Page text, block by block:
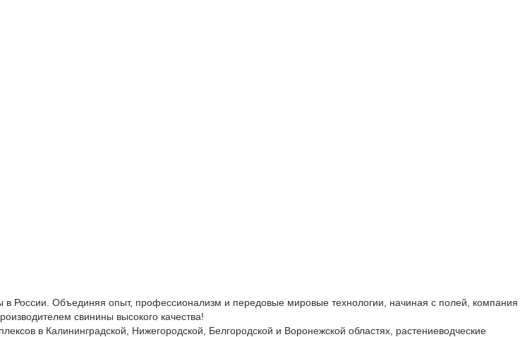
в России. Объединяя опыт, профессионализм и передовые мировые технологии, начиная с полей, компания
свинины высокого качества!
в Калининградской, Нижегородской, Белгородской и Воронежской областях, растениеводческие